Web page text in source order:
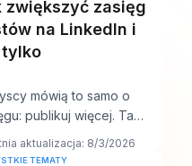
zwiększyć zasięg
na LinkedIn i
mówią to samo o
publikuj więcej. Ta
brzmi produktywnie, ale
ukrywa sedn
aktualizacja: 8/3/2026
TEMATY